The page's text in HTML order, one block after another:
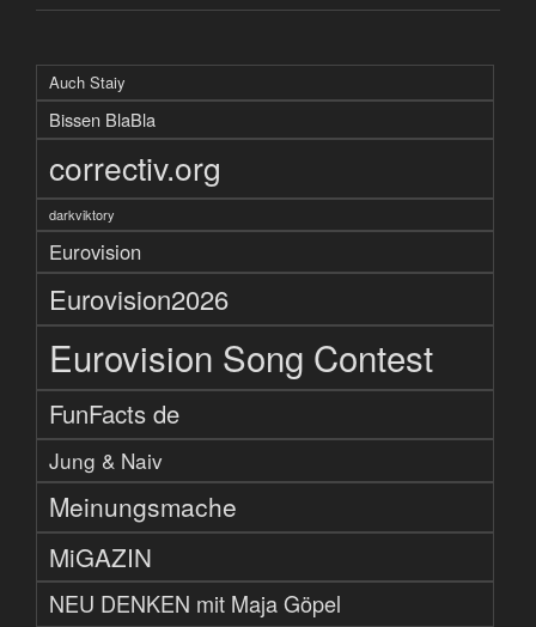
Auch Staiy
Bissen BlaBla
correctiv.org
darkviktory
Eurovision
Eurovision2026
Eurovision Song Contest
FunFacts de
Jung & Naiv
Meinungsmache
MiGAZIN
NEU DENKEN mit Maja Göpel